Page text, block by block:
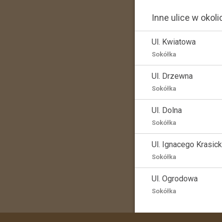
Inne ulice w
Ul. Kwiatowa
Sokółka
Ul. Drzewna
Sokółka
Ul. Dolna
Sokółka
Ul. Ignacego
Sokółka
Ul. Ogrodowa
Sokółka